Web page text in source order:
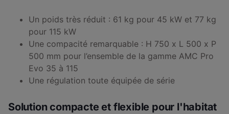
Un poids très réduit : 61 kg pour 45 kW et 77 kg
pour 115 kW
Une compacité remarquable : H 750 x L 500 x P
500 mm pour l’ensemble de la gamme AMC Pro
Evo 35 à 115
Une régulation toute équipée de série
Solution compacte et flexible pour l'habitat